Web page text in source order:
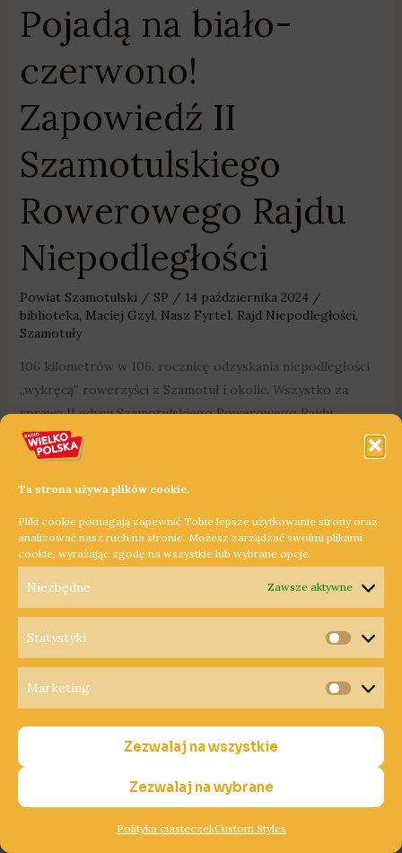
Ta strona używa plików cookie.
Pliki cookie pomagają zapewnić Tobie lepsze użytkowanie strony oraz
analizować nasz ruch na stronie. Możesz zarządzać swoimi plikami
cookie, wyrażając zgodę na wszystkie lub wybrane opcje.
Niezbędne Zawsze aktywne
Statystyki
Marketing
Zezwalaj na wszystkie
Zezwalaj na wybrane
Polityka ciasteczekCustom Styles
Pojadą na biało-
czerwono!
Zapowiedź II
Szamotulskiego
Rowerowego Rajdu
Niepodległości
Powiat Szamotulski/ SP / 14 października 2024 /
biblioteka, Maciej Gzyl, Nasz Fyrtel, Rajd Niepodległości,
Szamotuły
106 kilometrów w 106. rocznicę odzyskania niepodległości
„wykręcą” rowerzyści z Szamotuł i okolic. Wszystko za
sprawą II edycji Szamotulskiego Rowerowego Rajdu
Niepodległości. To propozycja na aktywne spędzenie czasu
w biało-czerwonych barwach Całemu wydarzeniu
przyświeca dodatkowo szlachetny cel – zbiórka na
stowarzyszenia „Nasz Fyrtel”. Tegoroczna trasa rajdu
będzie wiodła przez Oporowo, Wartosław, Miały, Rosko,
wydarzenie będzie poświęcone pamięci Jana Rzepy –
uczestnika powstania wielkopolskiego. II Szamotulski
Rowerowy Rajd Niepodległości w sobotę 26 października na
Rynku w Szamotułach. Start o godzinie 8.00 spod
wydarzenia jest Radio Wielkopolska.
Dowiedz się więcej »